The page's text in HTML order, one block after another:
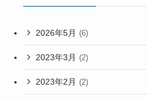
2026年5月 (6)
2023年3月 (2)
2023年2月 (2)